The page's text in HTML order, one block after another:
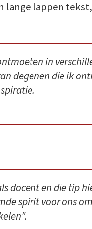
lange lappen
in
degenen die ik
docent en die tip
spirit voor ons